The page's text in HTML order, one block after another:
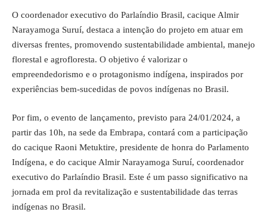
O coordenador executivo do Parlaíndio Brasil, cacique Almir
Narayamoga Suruí, destaca a intenção do projeto em atuar em
diversas frentes, promovendo sustentabilidade ambiental, manejo
florestal e agrofloresta. O objetivo é valorizar o
empreendedorismo e o protagonismo indígena, inspirados por
experiências bem-sucedidas de povos indígenas no Brasil.
Por fim, o evento de lançamento, previsto para 24/01/2024, a
partir das 10h, na sede da Embrapa, contará com a participação
do cacique Raoni Metuktire, presidente de honra do Parlamento
Indígena, e do cacique Almir Narayamoga Suruí, coordenador
executivo do Parlaíndio Brasil. Este é um passo significativo na
jornada em prol da revitalização e sustentabilidade das terras
indígenas no Brasil.